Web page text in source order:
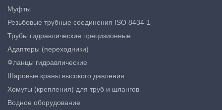
Муфты
Резьбовые трубные соединения ISO 8434-1
Трубы гидравлические прецизионные
Адаптеры (переходники)
Фланцы гидравлические
Шаровые краны высокого давления
Хомуты (крепления) для труб и шлангов
Водное оборудование